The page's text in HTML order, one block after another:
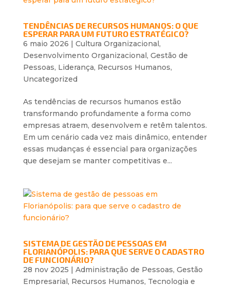
TENDÊNCIAS DE RECURSOS HUMANOS: O QUE
ESPERAR PARA UM FUTURO ESTRATÉGICO?
6 maio 2026 | Cultura Organizacional,
Desenvolvimento Organizacional, Gestão de
Pessoas, Liderança, Recursos Humanos,
Uncategorized
As tendências de recursos humanos estão
transformando profundamente a forma como
empresas atraem, desenvolvem e retêm talentos.
Em um cenário cada vez mais dinâmico, entender
essas mudanças é essencial para organizações
que desejam se manter competitivas e...
SISTEMA DE GESTÃO DE PESSOAS EM
FLORIANÓPOLIS: PARA QUE SERVE O CADASTRO
DE FUNCIONÁRIO?
28 nov 2025 | Administração de Pessoas, Gestão
Empresarial, Recursos Humanos, Tecnologia e